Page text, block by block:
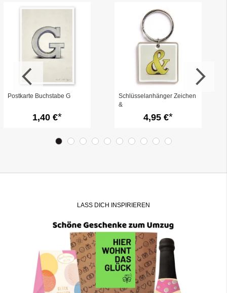
Postkarte Buchstabe G
1,40 €
Schlüsselanhänger Zeichen
&
4,95 €
LASS DICH INSPIRIEREN